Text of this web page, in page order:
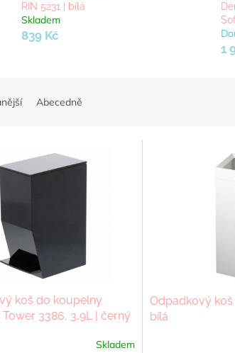
RIN 5231 | bílá
Skladem
839 Kč
1
Abecedně
koš do koupelny
Tower 3386, 3,9L | černý
Skladem
Odpadkový koš
bílá